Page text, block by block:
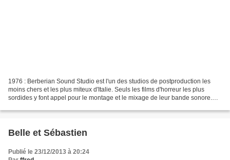
1976 : Berberian Sound Studio est l'un des studios de postproduction les
moins chers et les plus miteux d'Italie. Seuls les films d'horreur les plus
sordides y font appel pour le montage et le mixage de leur bande sonore.
Belle et Sébastien
Publié le 23/12/2013 à 20:24